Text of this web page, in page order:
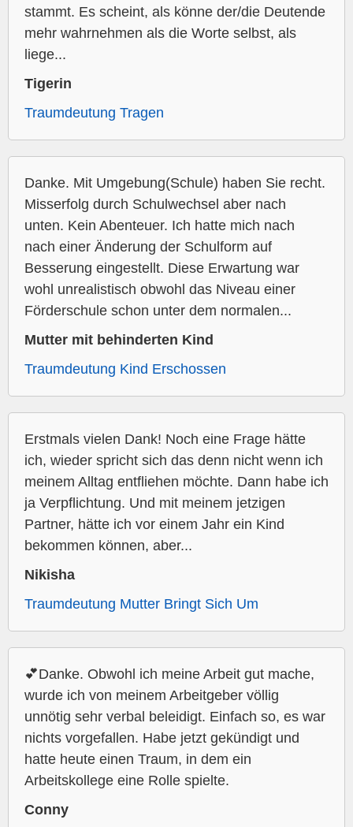
stammt. Es scheint, als könne der/die Deutende
mehr wahrnehmen als die Worte selbst, als
liege...
Tigerin
Traumdeutung Tragen
Danke. Mit Umgebung(Schule) haben Sie recht.
Misserfolg durch Schulwechsel aber nach
unten. Kein Abenteuer. Ich hatte mich nach
nach einer Änderung der Schulform auf
Besserung eingestellt. Diese Erwartung war
wohl unrealistisch obwohl das Niveau einer
Förderschule schon unter dem normalen...
Mutter mit behinderten Kind
Traumdeutung Kind Erschossen
Erstmals vielen Dank! Noch eine Frage hätte
ich, wieder spricht sich das denn nicht wenn ich
meinem Alltag entfliehen möchte. Dann habe ich
ja Verpflichtung. Und mit meinem jetzigen
Partner, hätte ich vor einem Jahr ein Kind
bekommen können, aber...
Nikisha
Traumdeutung Mutter Bringt Sich Um
💕Danke. Obwohl ich meine Arbeit gut mache,
wurde ich von meinem Arbeitgeber völlig
unnötig sehr verbal beleidigt. Einfach so, es war
nichts vorgefallen. Habe jetzt gekündigt und
hatte heute einen Traum, in dem ein
Arbeitskollege eine Rolle spielte.
Conny